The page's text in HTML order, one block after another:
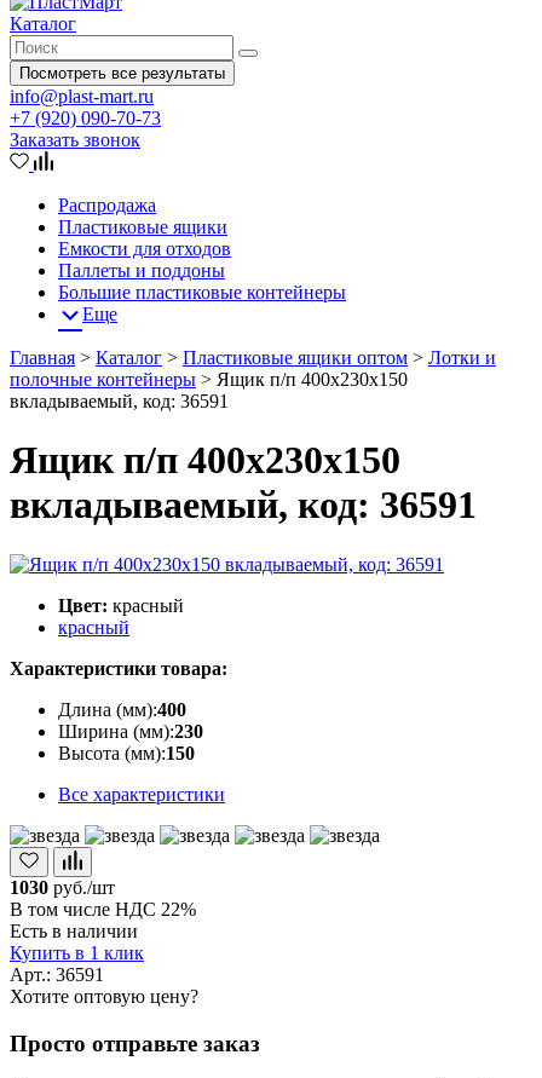
Каталог
Посмотреть все результаты
info@plast-mart.ru
+7 (920) 090-70-73
Заказать звонок
Распродажа
Пластиковые ящики
Емкости для отходов
Паллеты и поддоны
Большие пластиковые контейнеры
Еще
Главная > Каталог > Пластиковые ящики оптом > Лотки и
полочные контейнеры > Ящик п/п 400х230х150
вкладываемый, код: 36591
Ящик п/п 400х230х150
вкладываемый, код: 36591
Цвет: красный
красный
Характеристики товара:
Длина (мм):400
Ширина (мм):230
Высота (мм):150
Все характеристики
1030 руб./шт
В том числе НДС 22%
Есть в наличии
Купить в 1 клик
Арт.: 36591
Хотите оптовую цену?
Просто отправьте заказ